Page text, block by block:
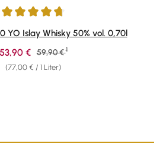
von 4.84 von 5 Sternen
YO Islay Whisky 50% vol. 0,70l
(77,00 € / 1 Liter)
Verkaufspreis:
53,90 € Regulärer Preis:
59,90 € 1